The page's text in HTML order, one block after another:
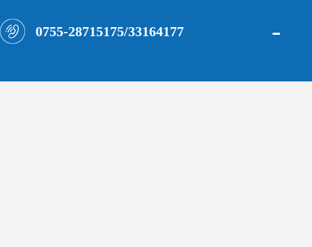
0755-28715175/33164177 -